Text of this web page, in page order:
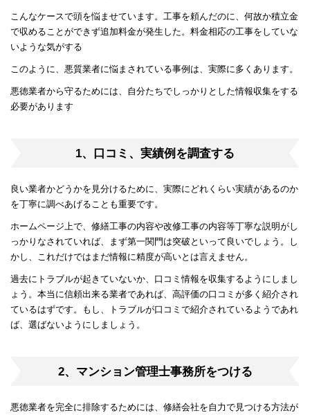
こんなケースで頭を悩ませています。工事を頼んだのに、何故か積立金
で収めることができず追加料金が発生した。料金相応の工事をしていな
いような気がする
このように、悪質業者に悩まされている事例は、実際に多くあります。
悪徳業者から守るためには、自分たちでしっかりとした情報収集をする
必要があります
1、口コミ、実績例を調査する
良い業者かどうかを見分けるために、実際にどれくらい実績があるのか
を丁寧に調べあげることも重要です。
ホームページ上で、修繕工事の内容や改修工事の内容等丁寧な説明がし
っかりなされていれば、まず第一関門は突破といって良いでしょう。し
かし、これだけではまだ情報に精度が高いとは言えません。
過去にトラブルが起きていないか、口コミ情報を収集するようにしまし
ょう。本当に信頼出来る業者であれば、高評価の口コミが多く紹介され
ているはずです。もし、トラブルが口コミで紹介されているようであれ
ば、選ばないようにしましょう。
2、マンション管理士事務所をつける
悪徳業者を完全に排除するためには、修繕会社を自力で見つける方法が